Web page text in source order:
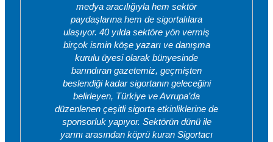
medya aracılığıyla hem sektör
paydaşlarına hem de sigortalılara
ulaşıyor. 40 yılda sektöre yön vermiş
birçok ismin köşe yazarı ve danışma
kurulu üyesi olarak bünyesinde
barındıran gazetemiz, geçmişten
beslendiği kadar sigortanın geleceğini
belirleyen, Türkiye ve Avrupa’da
düzenlenen çeşitli sigorta etkinliklerine de
sponsorluk yapıyor. Sektörün dünü ile
yarını arasından köprü kuran Sigortacı